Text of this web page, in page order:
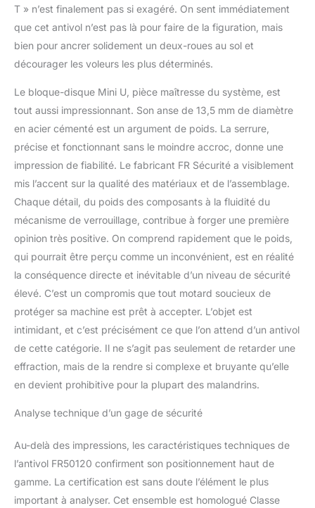
contre les attaques de
scie, perceuse, pioche,
disque avec technologie
SEK. Opération
verrouillage en douceur.
Comprend 3 clés de
sécurité. POLYVALENT
LE cadenas mini U peut
être placé sur le disque
de frein, sur la chaîne de
la moto, sur le rayon du
vélo, il peut être utilisé
avec la chaîne de
sécurité pour fixer le
véhicule à un point fixe
sur le mobilier urbain ou
ensemble un sol ou un
mur ancre. GARANTIE
FR SÉCURITÉ Garantie
de sécurité et de service
client à tout moment
avec une expérience de
fabrication de produits
antivol.
T » n’est finalement pas si exagéré. On sent immédiatement
que cet antivol n’est pas là pour faire de la figuration, mais
bien pour ancrer solidement un deux-roues au sol et
décourager les voleurs les plus déterminés.
Le bloque-disque Mini U, pièce maîtresse du système, est
tout aussi impressionnant. Son anse de 13,5 mm de diamètre
en acier cémenté est un argument de poids. La serrure,
précise et fonctionnant sans le moindre accroc, donne une
impression de fiabilité. Le fabricant FR Sécurité a visiblement
mis l’accent sur la qualité des matériaux et de l’assemblage.
Chaque détail, du poids des composants à la fluidité du
mécanisme de verrouillage, contribue à forger une première
opinion très positive. On comprend rapidement que le poids,
qui pourrait être perçu comme un inconvénient, est en réalité
la conséquence directe et inévitable d’un niveau de sécurité
élevé. C’est un compromis que tout motard soucieux de
protéger sa machine est prêt à accepter. L’objet est
intimidant, et c’est précisément ce que l’on attend d’un antivol
de cette catégorie. Il ne s’agit pas seulement de retarder une
effraction, mais de la rendre si complexe et bruyante qu’elle
en devient prohibitive pour la plupart des malandrins.
Analyse technique d’un gage de sécurité
Au-delà des impressions, les caractéristiques techniques de
l’antivol FR50120 confirment son positionnement haut de
gamme. La certification est sans doute l’élément le plus
important à analyser. Cet ensemble est homologué Classe